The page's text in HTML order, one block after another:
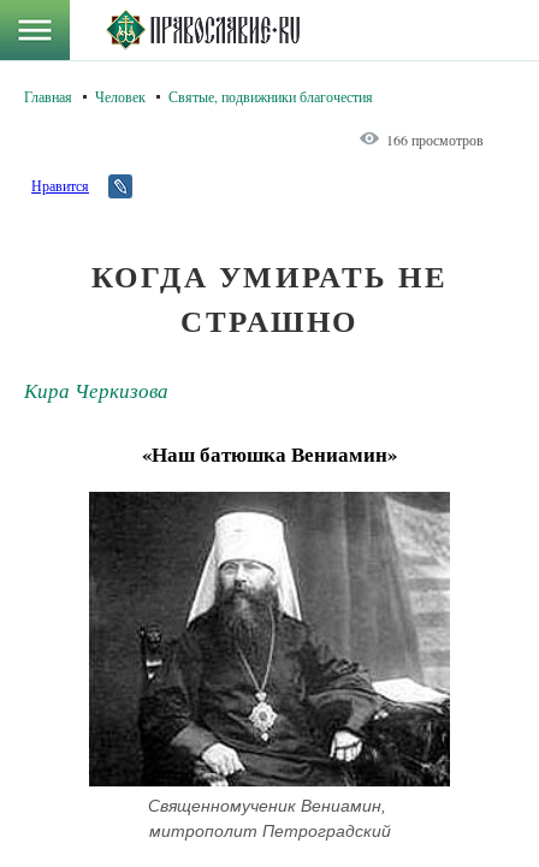
Главная Человек Святые, подвижники благочестия
166 просмотров
Нравится
КОГДА УМИРАТЬ НЕ
СТРАШНО
Кира Черкизова
«Наш батюшка Вениамин»
Священномученик Вениамин,
митрополит Петроградский